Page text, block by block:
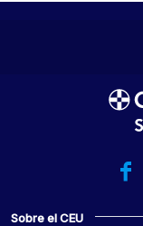
Sobre el CEU